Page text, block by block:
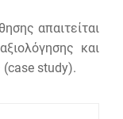
απαιτείται
και
(case study).